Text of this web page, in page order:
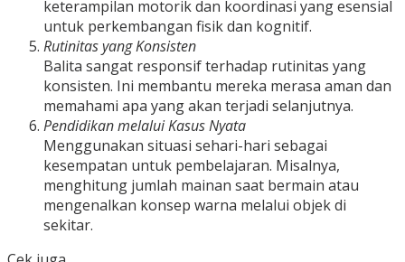
keterampilan motorik dan koordinasi yang esensial
untuk perkembangan fisik dan kognitif.
Rutinitas yang Konsisten
Balita sangat responsif terhadap rutinitas yang
konsisten. Ini membantu mereka merasa aman dan
memahami apa yang akan terjadi selanjutnya.
Pendidikan melalui Kasus Nyata
Menggunakan situasi sehari-hari sebagai
kesempatan untuk pembelajaran. Misalnya,
menghitung jumlah mainan saat bermain atau
mengenalkan konsep warna melalui objek di
sekitar.